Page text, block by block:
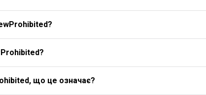
що це означає?